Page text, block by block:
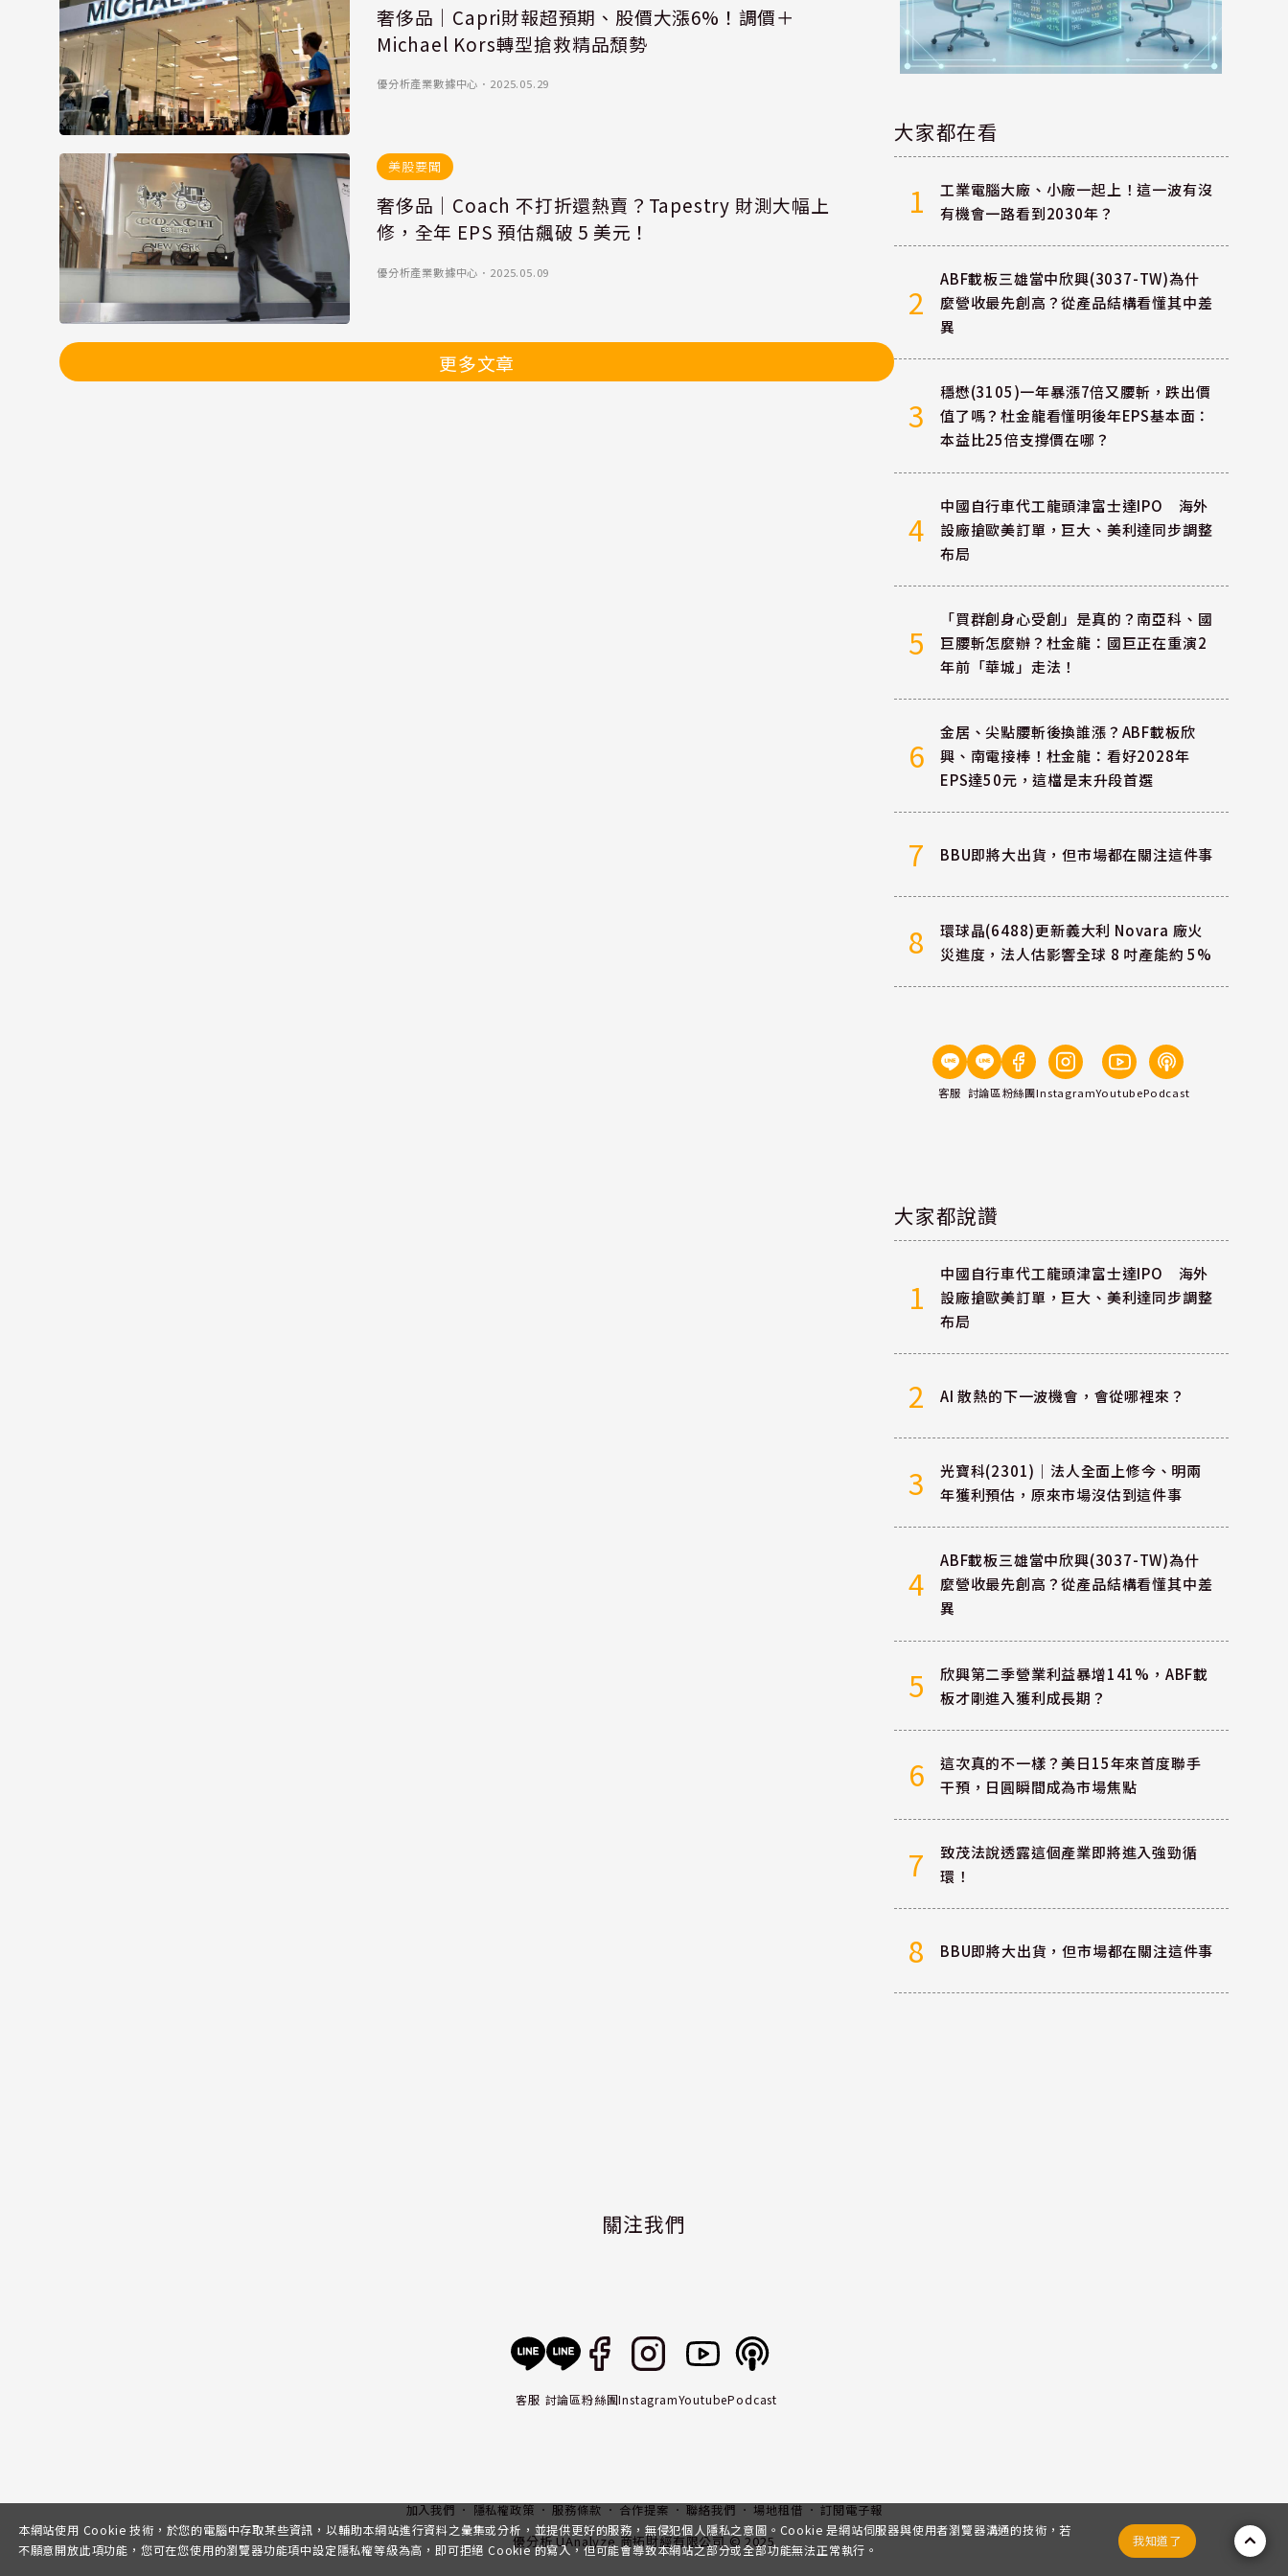
奢侈品｜Capri財報超預期、股價大漲6%！調價＋
Michael Kors轉型搶救精品頹勢
優分析產業數據中心 ． 2025.05.29
美股要聞
奢侈品｜Coach 不打折還熱賣？Tapestry 財測大幅上
修，全年 EPS 預估飆破 5 美元！
優分析產業數據中心 ． 2025.05.09
更多文章
大家都在看
1
工業電腦大廠、小廠一起上！這一波有沒
有機會一路看到2030年？
2
ABF載板三雄當中欣興(3037-TW)為什
麼營收最先創高？從產品結構看懂其中差
異
3
穩懋(3105)一年暴漲7倍又腰斬，跌出價
值了嗎？杜金龍看懂明後年EPS基本面：
本益比25倍支撐價在哪？
4
中國自行車代工龍頭津富士達IPO 海外
設廠搶歐美訂單，巨大、美利達同步調整
布局
5
「買群創身心受創」是真的？南亞科、國
巨腰斬怎麼辦？杜金龍：國巨正在重演2
年前「華城」走法！
6
金居、尖點腰斬後換誰漲？ABF載板欣
興、南電接棒！杜金龍：看好2028年
EPS達50元，這檔是末升段首選
7 BBU即將大出貨，但市場都在關注這件事
8
環球晶(6488)更新義大利 Novara 廠火
災進度，法人估影響全球 8 吋產能約 5%
客服 討論區粉絲團InstagramYoutubePodcast
大家都說讚
1
中國自行車代工龍頭津富士達IPO 海外
設廠搶歐美訂單，巨大、美利達同步調整
布局
2 AI 散熱的下一波機會，會從哪裡來？
3
光寶科(2301)｜法人全面上修今、明兩
年獲利預估，原來市場沒估到這件事
4
ABF載板三雄當中欣興(3037-TW)為什
麼營收最先創高？從產品結構看懂其中差
異
5
欣興第二季營業利益暴增141%，ABF載
板才剛進入獲利成長期？
6
這次真的不一樣？美日15年來首度聯手
干預，日圓瞬間成為市場焦點
7
致茂法說透露這個產業即將進入強勁循
環！
8 BBU即將大出貨，但市場都在關注這件事
關注我們
客服 討論區粉絲團InstagramYoutubePodcast
加入我們 隱私權政策 服務條款 合作提案 聯絡我們 場地租借 訂閱電子報
優分析 UAnalyze 商拓財經有限公司 © 2025
本網站使用 Cookie 技術，於您的電腦中存取某些資訊，以輔助本網站進行資料之彙集或分析，並提供更好的服務，無侵犯個人隱私之意圖。Cookie 是網站伺服器與使用者瀏覽器溝通的技術，若
不願意開放此項功能，您可在您使用的瀏覽器功能項中設定隱私權等級為高，即可拒絕 Cookie 的寫入，但可能會導致本網站之部分或全部功能無法正常執行。
我知道了